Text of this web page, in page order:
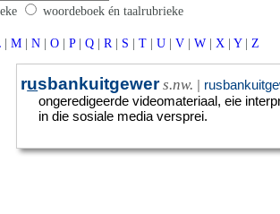
woordeboek én taalrubrieke
| M | N | O | P | Q | R | S | T | U | V | W | X | Y | Z
rusbankuitgewer s.nw. |
ongeredigeerde videomateriaal, eie
in die sosiale media versprei.